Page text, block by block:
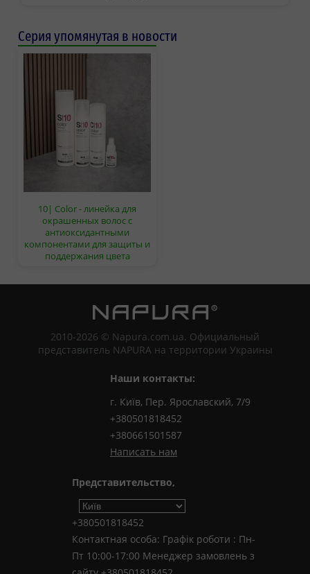
Серия упомянутая в новости
10| Color - линейка для
окрашенных волос с
антиоксидантными
компонентами для защиты и
поддержания цвета
2010-2026 © Napura.com.ua. Официальный
представитель NAPURA на территории Украины
Наши контакты:
г. Київ, Пер. Ярославский, 7/9
+380501818452
+380661501587
Написать нам
Представительство,
+380501818452
Контактная особа: Графік роботи : Пн-
Пт 10:00-17:00 Менеджер замовлень з